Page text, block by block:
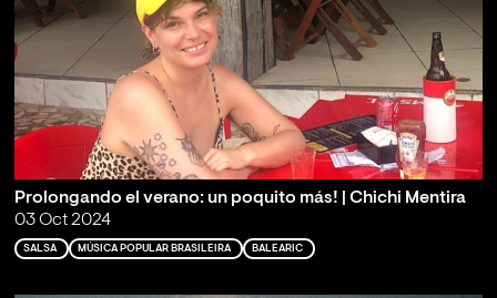
Prolongando el verano: un poquito más! | Chichi Mentira
03 Oct 2024
SALSA MÚSICA POPULAR BRASILEIRA BALEARIC